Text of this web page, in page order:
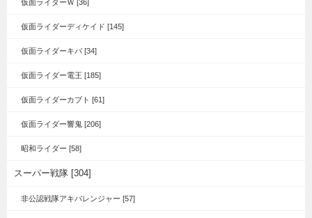
仮面ライダーＷ [36]
仮面ライダーディケイド [145]
仮面ライダーキバ [34]
仮面ライダー電王 [185]
仮面ライダーカブト [61]
仮面ライダー響鬼 [206]
昭和ライダー [58]
スーパー戦隊 [304]
非公認戦隊アキバレンジャー [57]